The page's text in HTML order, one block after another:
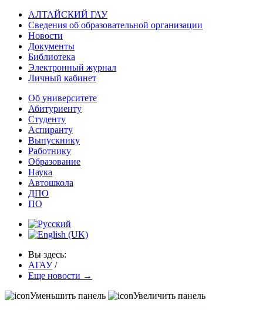
АЛТАЙСКИЙ ГАУ
Сведения об образовательной организации
Новости
Документы
Библиотека
Электронный журнал
Личный кабинет
Об университете
Абитуриенту
Студенту
Аспиранту
Выпускнику
Работнику
Образование
Наука
Автошкола
ДПО
ПО
Вы здесь:
АГАУ /
Еще новости →
Уменьшить панель
Увеличить панель